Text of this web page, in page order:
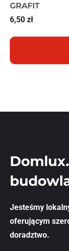
GRAFIT
6,50 zł
Jesteśmy
oferującym
doradztwo.